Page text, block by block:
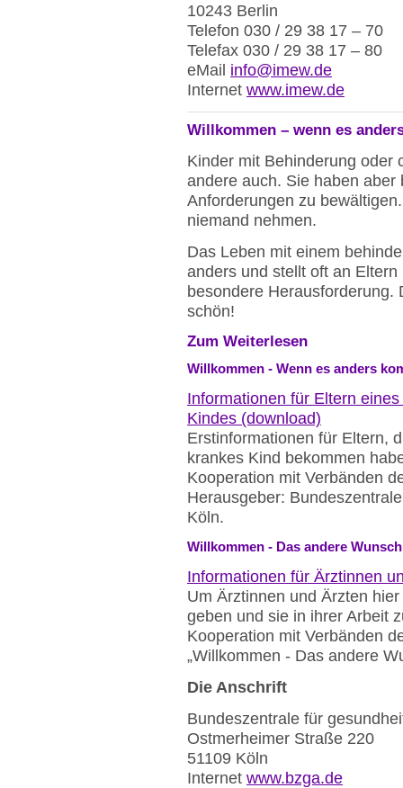
10243 Berlin
Telefon 030 / 29 38 17 – 70
Telefax 030 / 29 38 17 – 80
eMail info@imew.de
Internet www.imew.de
Willkommen – wenn es
Kinder mit Behinderung oder
andere auch. Sie haben
Anforderungen zu
niemand nehmen.
Das Leben mit einem
anders und stellt oft an
besondere Herausforderung.
schön!
Zum Weiterlesen
Willkommen - Wenn es anders
Informationen für Eltern
Kindes (download)
Erstinformationen für Eltern,
krankes Kind bekommen
Kooperation mit Verbänden
Herausgeber:
Köln.
Willkommen - Das andere
Informationen für Ärztinnen
Um Ärztinnen und Ärzten
geben und sie in ihrer Arbeit
Kooperation mit Verbänden
„Willkommen - Das andere
Die Anschrift
Bundeszentrale für
Ostmerheimer Straße 220
51109 Köln
Internet www.bzga.de